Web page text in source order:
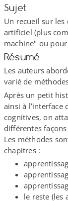
Sujet
Un recueil sur
artificiel (plus
machine" ou
Résumé
Les auteurs
varié de
Après un petit
ainsi à l’interface
cognitives, on
différentes
Les méthodes
chapitres :
le reste (les